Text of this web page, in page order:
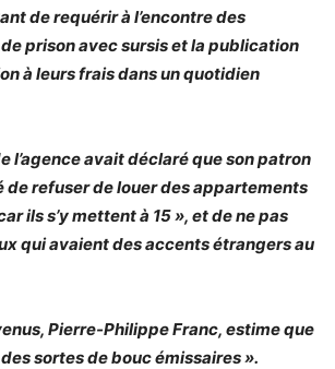
de requérir à l’encontre des
prison avec sursis et la publication
à leurs frais dans un quotidien
l’agence avait déclaré que son patron
de refuser de louer des appartements
ils s’y mettent à 15», et de ne pas
qui avaient des accents étrangers au
Pierre-Philippe Franc, estime que
des sortes de bouc émissaires».